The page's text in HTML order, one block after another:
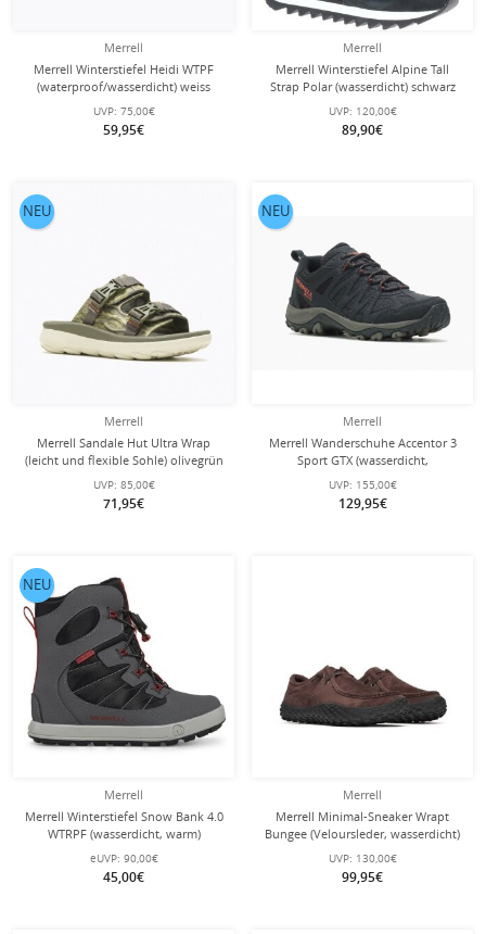
Merrell
Merrell Winterstiefel Heidi WTPF
(waterproof/wasserdicht) weiss
Kinder
UVP: 75,00€
59,95€
Merrell
Merrell Winterstiefel Alpine Tall
Strap Polar (wasserdicht) schwarz
Damen
UVP: 120,00€
89,90€
Merrell
Merrell Sandale Hut Ultra Wrap
(leicht und flexible Sohle) olivegrün
Herren
UVP: 85,00€
71,95€
NEU
Merrell
Merrell Wanderschuhe Accentor 3
Sport GTX (wasserdicht,
atmungsaktiv) grau/schwarz Herren
UVP: 155,00€
129,95€
NEU
Merrell
Merrell Winterstiefel Snow Bank 4.0
WTRPF (wasserdicht, warm)
grau/schwarz/rot Jungen
eUVP: 90,00€
45,00€
NEU
Merrell
Merrell Minimal-Sneaker Wrapt
Bungee (Veloursleder, wasserdicht)
coffeebraun Herren
UVP: 130,00€
99,95€